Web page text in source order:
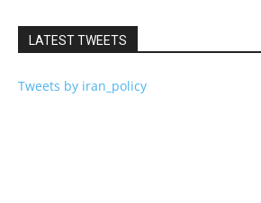
LATEST TWEETS
Tweets by iran_policy